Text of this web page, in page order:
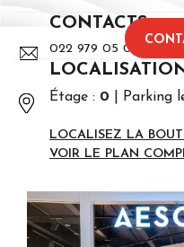
CONTACTS
022 979 05 00
Étage : 0 Parking
LOCALISEZ LA
VOIR LE PLAN